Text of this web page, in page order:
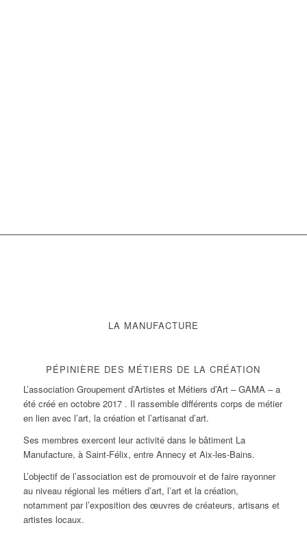
LA MANUFACTURE
PÉPINIÈRE DES MÉTIERS DE LA CRÉATION
L’association Groupement d’Artistes et Métiers d’Art – GAMA – a
été créé en octobre 2017 . Il rassemble différents corps de métier
en lien avec l’art, la création et l’artisanat d’art.
Ses membres exercent leur activité dans le bâtiment La
Manufacture, à Saint-Félix, entre Annecy et Aix-les-Bains.
L’objectif de l’association est de promouvoir et de faire rayonner
au niveau régional les métiers d’art, l’art et la création,
notamment par l’exposition des œuvres de créateurs, artisans et
artistes locaux.